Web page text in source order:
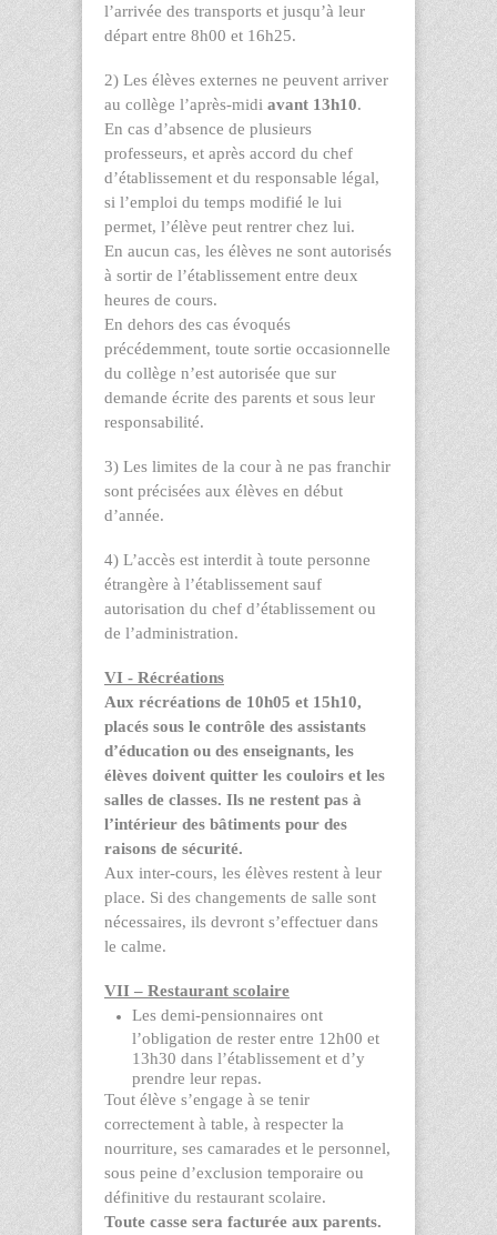
l’arrivée des transports et jusqu’à leur
départ entre 8h00 et 16h25.
2) Les élèves externes ne peuvent arriver
au collège l’après-midi avant 13h10.
En cas d’absence de plusieurs
professeurs, et après accord du chef
d’établissement et du responsable légal,
si l’emploi du temps modifié le lui
permet, l’élève peut rentrer chez lui.
En aucun cas, les élèves ne sont autorisés
à sortir de l’établissement entre deux
heures de cours.
En dehors des cas évoqués
précédemment, toute sortie occasionnelle
du collège n’est autorisée que sur
demande écrite des parents et sous leur
responsabilité.
3) Les limites de la cour à ne pas franchir
sont précisées aux élèves en début
d’année.
4) L’accès est interdit à toute personne
étrangère à l’établissement sauf
autorisation du chef d’établissement ou
de l’administration.
VI - Récréations
Aux récréations de 10h05 et 15h10,
placés sous le contrôle des assistants
d’éducation ou des enseignants, les
élèves doivent quitter les couloirs et les
salles de classes. Ils ne restent pas à
l’intérieur des bâtiments pour des
raisons de sécurité.
Aux inter-cours, les élèves restent à leur
place. Si des changements de salle sont
nécessaires, ils devront s’effectuer dans
le calme.
VII – Restaurant scolaire
Les demi-pensionnaires ont
l’obligation de rester entre 12h00 et
13h30 dans l’établissement et d’y
prendre leur repas.
Tout élève s’engage à se tenir
correctement à table, à respecter la
nourriture, ses camarades et le personnel,
sous peine d’exclusion temporaire ou
définitive du restaurant scolaire.
Toute casse sera facturée aux parents.